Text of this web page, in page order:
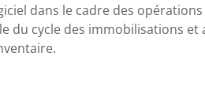
dans le cadre des
du cycle des immobilisations